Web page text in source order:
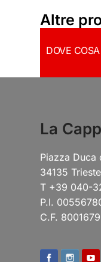
Altre
DOVE
La
Piazza Duca
34135 Trieste
T +39 040-
P.I.
C.F.